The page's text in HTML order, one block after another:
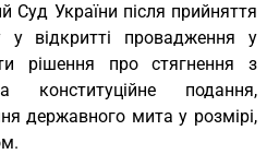
Суд України після прийняття
у відкритті провадження у
рішення про стягнення з
подання,
державного мита у розмірі,